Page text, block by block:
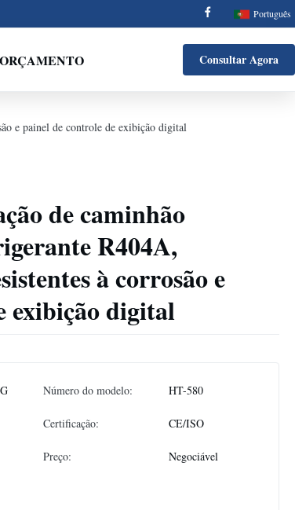
Português
Consultar Agora
e painel de controle de exibição digital
de caminhão
R404A,
à corrosão e
exibição digital
Número do modelo: HT-580
Certificação: CE/ISO
Preço: Negociável